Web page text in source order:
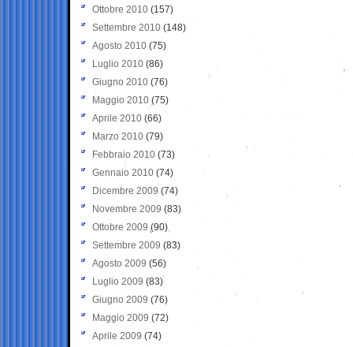
Ottobre 2010 (157)
Settembre 2010 (148)
Agosto 2010 (75)
Luglio 2010 (86)
Giugno 2010 (76)
Maggio 2010 (75)
Aprile 2010 (66)
Marzo 2010 (79)
Febbraio 2010 (73)
Gennaio 2010 (74)
Dicembre 2009 (74)
Novembre 2009 (83)
Ottobre 2009 (90)
Settembre 2009 (83)
Agosto 2009 (56)
Luglio 2009 (83)
Giugno 2009 (76)
Maggio 2009 (72)
Aprile 2009 (74)